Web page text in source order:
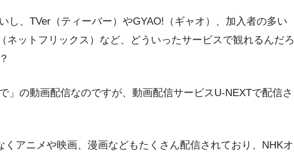
し、TVer（ティーバー）やGYAO!（ギャオ）、加入者の多い
ネットフリックス）など、どういったサービスで観れるんだろ
」の動画配信なのですが、動画配信サービスU-NEXTで配信さ
くアニメや映画、漫画などもたくさん配信されており、NHKオ